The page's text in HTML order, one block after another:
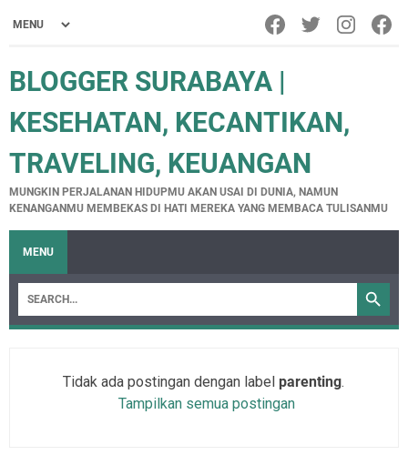
BLOGGER SURABAYA |
KESEHATAN, KECANTIKAN,
TRAVELING, KEUANGAN
MUNGKIN PERJALANAN HIDUPMU AKAN USAI DI DUNIA, NAMUN
KENANGANMU MEMBEKAS DI HATI MEREKA YANG MEMBACA TULISANMU
MENU
Tidak ada postingan dengan labelparenting.
Tampilkan semua postingan